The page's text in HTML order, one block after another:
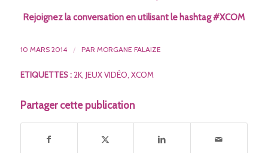
Rejoignez la conversation en utilisant le hashtag #XCOM
10 MARS 2014 / PAR MORGANE FALAIZE
ETIQUETTES : 2K, JEUX VIDÉO, XCOM
Partager cette publication